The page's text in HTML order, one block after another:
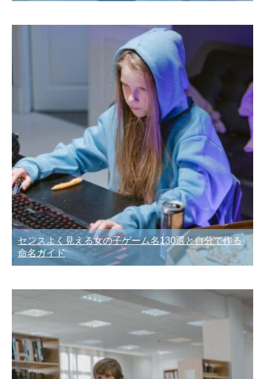
センスよく見える女の子ゲーム名130選と自分で作る
命名ガイド